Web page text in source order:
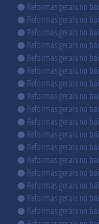
Reformas gerais no
Reformas gerais no
Reformas gerais no
Reformas gerais no
Reformas gerais no
Reformas gerais no
Reformas gerais no
Reformas gerais no
Reformas gerais no
Reformas gerais no
Reformas gerais no
Reformas gerais no
Reformas gerais no
Reformas gerais no
Reformas gerais no
Reformas gerais no
Reformas gerais no